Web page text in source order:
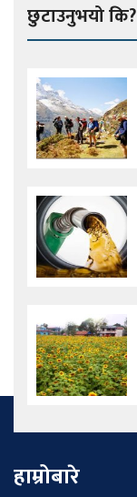
छुटाउनुभयो कि?
हाम्रोबारे